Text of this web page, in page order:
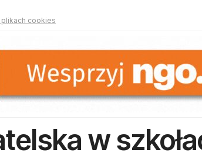
cookies
w